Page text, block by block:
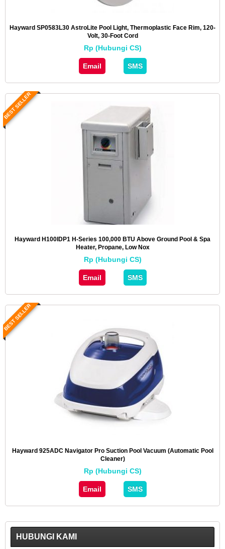
Hayward SP0583L30 AstroLite Pool Light, Thermoplastic Face Rim, 120-
Volt, 30-Foot Cord
Rp (Hubungi CS)
Email SMS
BEST SELLER
Hayward H100IDP1 H-Series 100,000 BTU Above Ground Pool & Spa
Heater, Propane, Low Nox
Rp (Hubungi CS)
Email SMS
BEST SELLER
Hayward 925ADC Navigator Pro Suction Pool Vacuum (Automatic Pool
Cleaner)
Rp (Hubungi CS)
Email SMS
HUBUNGI KAMI